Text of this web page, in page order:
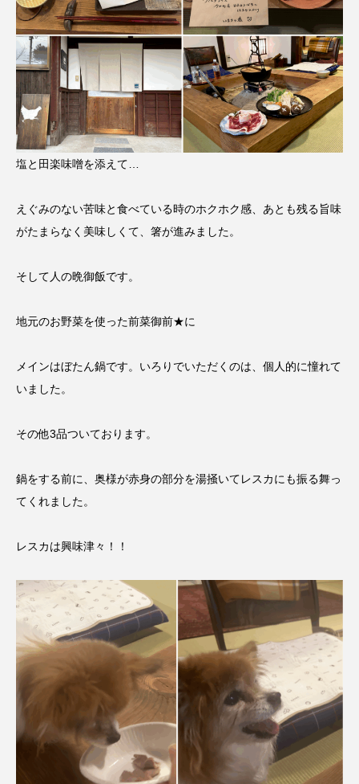
塩と田楽味噌を添えて…
えぐみのない苦味と食べている時のホクホク感、あとも残る旨味
がたまらなく美味しくて、箸が進みました。
そして人の晩御飯です。
地元のお野菜を使った前菜御前★に
メインはぼたん鍋です。いろりでいただくのは、個人的に憧れて
いました。
その他3品ついております。
鍋をする前に、奥様が赤身の部分を湯掻いてレスカにも振る舞っ
てくれました。
レスカは興味津々！！